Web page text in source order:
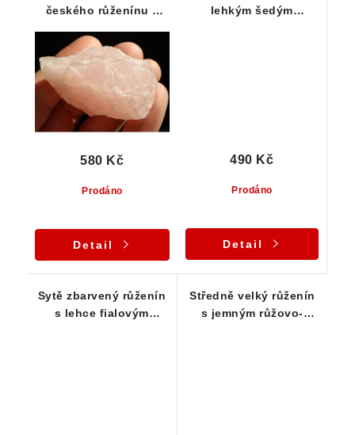
českého růženínu z
Prodáno
580 Kč
Detail
lehkým šedým
Prodáno
490 Kč
Detail
Sytě zbarvený růženín
s lehce fialovým
Středně velký růženín
s jemným růžovo-